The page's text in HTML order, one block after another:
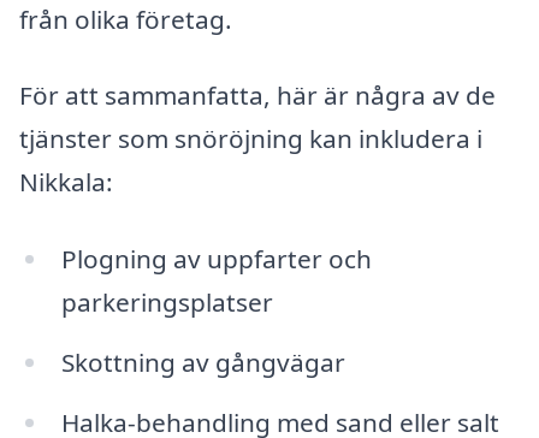
från olika företag.
För att sammanfatta, här är några av de
tjänster som snöröjning kan inkludera i
Nikkala:
Plogning av uppfarter och
parkeringsplatser
Skottning av gångvägar
Halka-behandling med sand eller salt